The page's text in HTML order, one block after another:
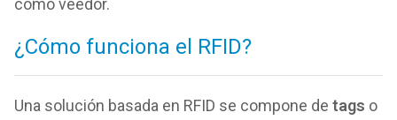
como veedor.
¿Cómo funciona el RFID?
Una solución basada en RFID se compone de tags o